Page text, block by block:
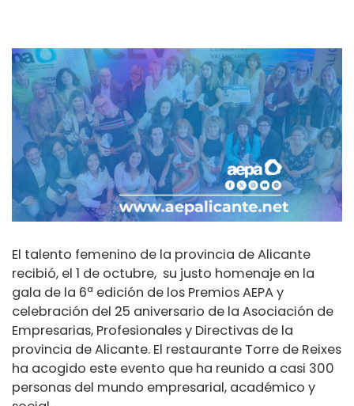
El talento femenino de la provincia de Alicante
recibió, el 1 de octubre, su justo homenaje en la
gala de la 6ª edición de los Premios AEPA y
celebración del 25 aniversario de la Asociación de
Empresarias, Profesionales y Directivas de la
provincia de Alicante. El restaurante Torre de Reixes
ha acogido este evento que ha reunido a casi 300
personas del mundo empresarial, académico y